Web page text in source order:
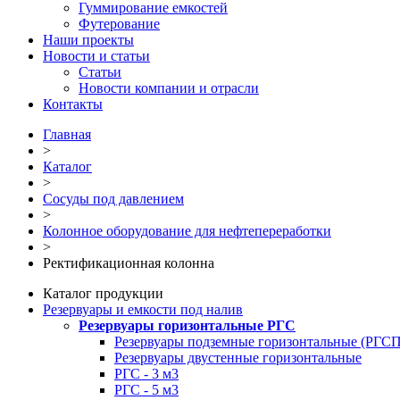
Гуммирование емкостей
Футерование
Наши проекты
Новости и статьи
Статьи
Новости компании и отрасли
Контакты
Главная
>
Каталог
>
Сосуды под давлением
>
Колонное оборудование для нефтепереработки
>
Ректификационная колонна
Каталог продукции
Резервуары и емкости под налив
Резервуары горизонтальные РГС
Резервуары подземные горизонтальные
Резервуары двустенные горизонтальные
РГС - 3 м3
РГС - 5 м3